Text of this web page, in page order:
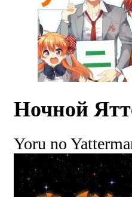
Ночной
Yoru no